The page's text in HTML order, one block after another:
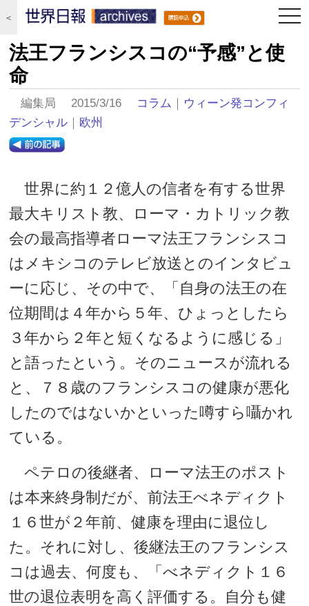
＜
法王フランシスコの“予感”と使
命
編集局 2015/3/16 コラム ｜ ウィーン発コンフィ
デンシャル ｜ 欧州
世界に約１２億人の信者を有する世界
最大キリスト教、ローマ・カトリック教
会の最高指導者ローマ法王フランシスコ
はメキシコのテレビ放送とのインタビュ
ーに応じ、その中で、「自身の法王の在
位期間は４年から５年、ひょっとしたら
３年から２年と短くなるように感じる」
と語ったという。そのニュースが流れる
と、７８歳のフランシスコの健康が悪化
したのではないかといった噂すら囁かれ
ている。
ペテロの後継者、ローマ法王のポスト
は本来終身制だが、前法王べネディクト
１６世が２年前、健康を理由に退位し
た。それに対し、後継法王のフランシス
コは過去、何度も、「べネディクト１６
世の退位表明を高く評価する。自分も健